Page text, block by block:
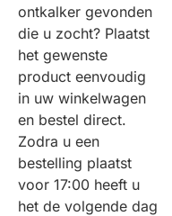
ontkalker gevonden
die u zocht? Plaatst
het gewenste
product eenvoudig
in uw winkelwagen
en bestel direct.
Zodra u een
bestelling plaatst
voor 17:00 heeft u
het de volgende dag